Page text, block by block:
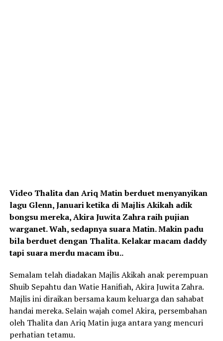
Video Thalita dan Ariq Matin berduet menyanyikan
lagu Glenn, Januari ketika di Majlis Akikah adik
bongsu mereka, Akira Juwita Zahra raih pujian
warganet. Wah, sedapnya suara Matin. Makin padu
bila berduet dengan Thalita. Kelakar macam daddy
tapi suara merdu macam ibu..
Semalam telah diadakan Majlis Akikah anak perempuan
Shuib Sepahtu dan Watie Hanifiah, Akira Juwita Zahra.
Majlis ini diraikan bersama kaum keluarga dan sahabat
handai mereka. Selain wajah comel Akira, persembahan
oleh Thalita dan Ariq Matin juga antara yang mencuri
perhatian tetamu.